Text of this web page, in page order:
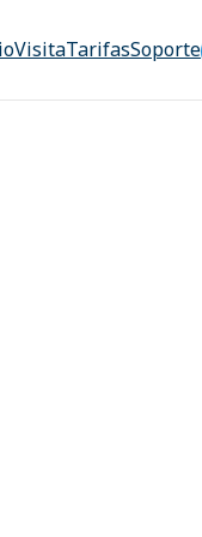
VisitaTarifasSoporte